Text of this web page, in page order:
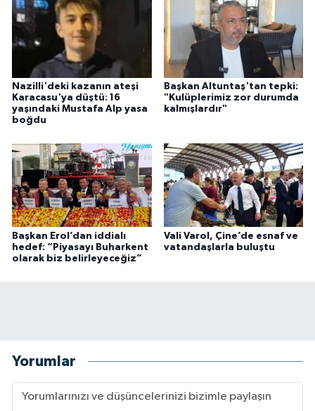
Nazilli'deki kazanın ateşi
Karacasu'ya düştü: 16
yaşındaki Mustafa Alp yasa
boğdu
Başkan Altuntaş'tan tepki:
"Kulüplerimiz zor durumda
kalmışlardır"
Başkan Erol’dan iddialı
hedef: “Piyasayı Buharkent
olarak biz belirleyeceğiz”
Vali Varol, Çine’de esnaf ve
vatandaşlarla buluştu
Yorumlar